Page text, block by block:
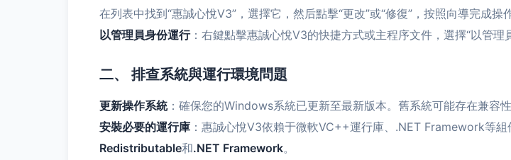
在列表中找到“惠誠心悅V3”，選擇它，然后點擊“更改”或“修復”，按照向導完成操作
以管理員身份運行：右鍵點擊惠誠心悅V3的快捷方式或主程序文件，選擇“以管理
二、 排查系統與運行環境問題
更新操作系統：確保您的Windows系統已更新至最新版本。舊系統可能存在兼容性
安裝必要的運行庫 ：惠誠心悅V3依賴于微軟VC++運行庫、.NET Framework等
Redistributable和.NET Framework。